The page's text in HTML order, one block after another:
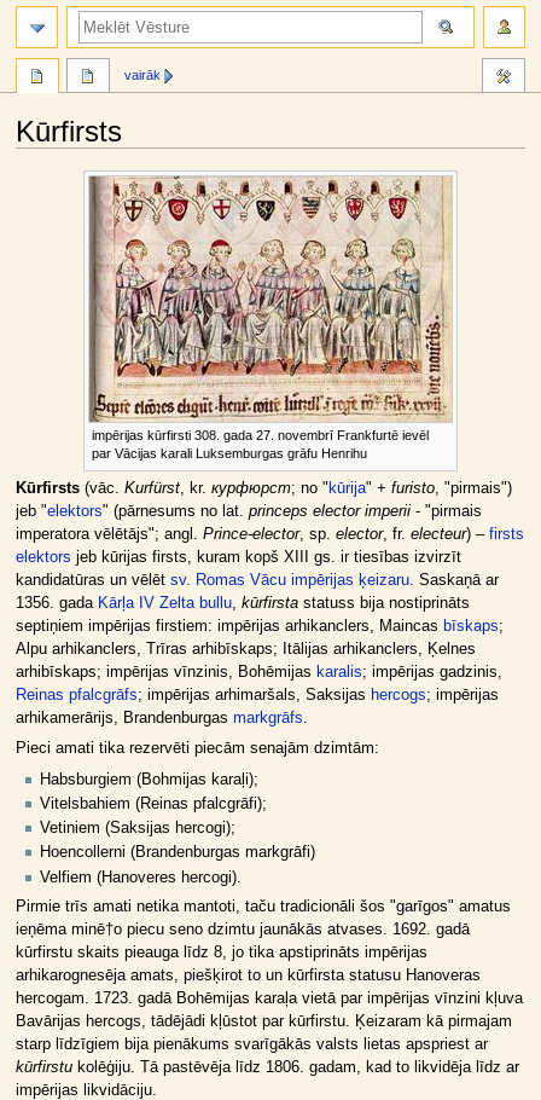
Kūrfirsts
impērijas kūrfirsti 308. gada 27. novembrī Frankfurtē ievēl
par Vācijas karali Luksemburgas grāfu Henrihu
Kūrfirsts(vāc. Kurfürst, kr. курфюрст; no " kūrija" + furisto, "pirmais")
jeb "elektors" (pārnesums no lat. princeps elector imperii- "pirmais
imperatora vēlētājs"; angl. Prince-elector, sp. elector, fr. electeur) – firsts
elektors jeb kūrijas firsts, kuram kopš XIII gs. ir tiesības izvirzīt
kandidatūras un vēlēt sv. Romas Vācu impērijas ķeizaru. Saskaņā ar
1356. gada Kārļa IV Zelta bullu, kūrfirstastatuss bija nostiprināts
septiņiem impērijas firstiem: impērijas arhikanclers, Maincas bīskaps;
Alpu arhikanclers, Trīras arhibīskaps; Itālijas arhikanclers, Ķelnes
arhibīskaps; impērijas vīnzinis, Bohēmijas karalis; impērijas gadzinis,
Reinas pfalcgrāfs; impērijas arhimaršals, Saksijas hercogs; impērijas
arhikamerārijs, Brandenburgas markgrāfs.
Pieci amati tika rezervēti piecām senajām dzimtām:
Habsburgiem (Bohmijas karaļi);
Vitelsbahiem (Reinas pfalcgrāfi);
Vetiniem (Saksijas hercogi);
Hoencollerni (Brandenburgas markgrāfi)
Velfiem (Hanoveres hercogi).
Pirmie trīs amati netika mantoti, taču tradicionāli šos "garīgos" amatus
ieņēma minē†o piecu seno dzimtu jaunākās atvases. 1692. gadā
kūrfirstu skaits pieauga līdz 8, jo tika apstiprināts impērijas
arhikarognesēja amats, piešķirot to un kūrfirsta statusu Hanoveras
hercogam. 1723. gadā Bohēmijas karaļa vietā par impērijas vīnzini kļuva
Bavārijas hercogs, tādējādi kļūstot par kūrfirstu. Ķeizaram kā pirmajam
starp līdzīgiem bija pienākums svarīgākās valsts lietas apspriest ar
kūrfirstukolēģiju. Tā pastēvēja līdz 1806. gadam, kad to likvidēja līdz ar
impērijas likvidāciju.
vairāk
meklēt